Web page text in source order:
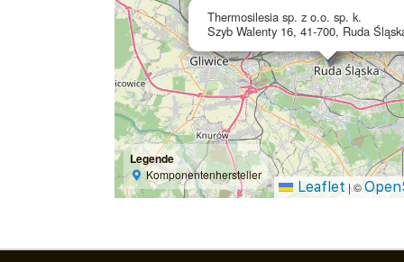
Thermosilesia sp. z o.o. sp. k.
Szyb Walenty 16, 41-700, Ruda
Legende
Komponentenhersteller
Leaflet |©